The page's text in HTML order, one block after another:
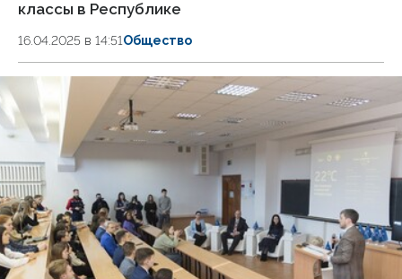
классы в Республике
16.04.2025 в 14:51Общество